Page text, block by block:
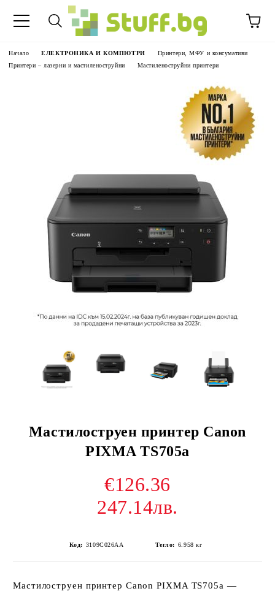
Начало ЕЛЕКТРОНИКА И КОМПЮТРИ
Принтери, МФУ и консумативи
Принтери – лазерни и мастиленоструйни
Мастиленоструйни принтери
Мастилоструен принтер Canon
PIXMA TS705a
€126.36
247.14лв.
Код: 3109C026AA Тегло: 6.958 кг
Мастилоструен принтер Canon PIXMA TS705a —